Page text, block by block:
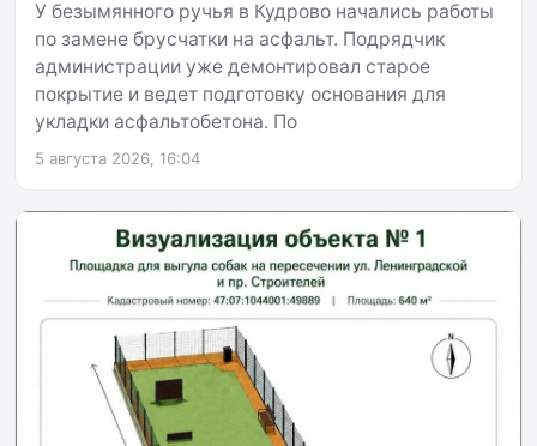
У безымянного ручья в Кудрово начались работы
по замене брусчатки на асфальт. Подрядчик
администрации уже демонтировал старое
покрытие и ведет подготовку основания для
укладки асфальтобетона. По
5 августа 2026, 16:04